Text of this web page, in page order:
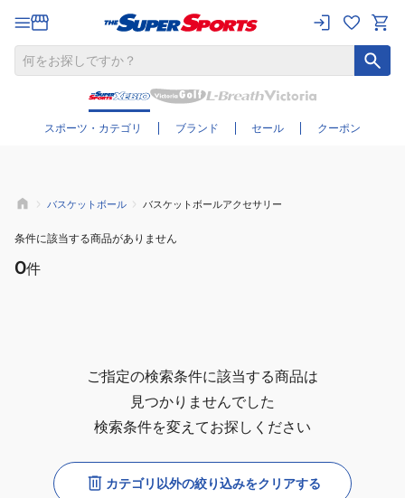
スポーツ・カテゴリ ブランド セール クーポン
さらに絞り込む
バスケットボール バスケットボールアクセサリー
条件に該当する商品がありません
0件
ご指定の検索条件に該当する商品は
見つかりませんでした
検索条件を変えてお探しください
カテゴリ以外の絞り込みをクリアする